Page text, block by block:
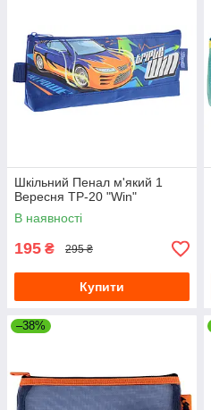
Шкільний Пенал м'який 1
Вересня TP-20 "Win"
В наявності
195 ₴ 295 ₴
Купити
–38%